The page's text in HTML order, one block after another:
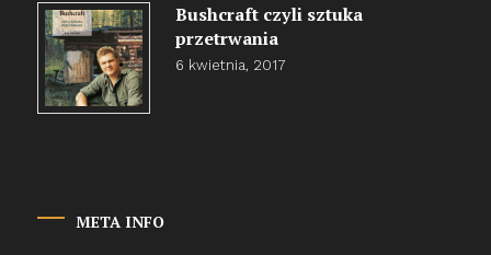
Bushcraft czyli sztuka
przetrwania
6 kwietnia, 2017
META INFO